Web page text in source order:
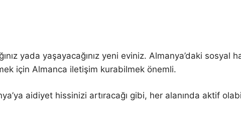
yada yaşayacağınız yeni eviniz. Almanya’daki
için Almanca iletişim kurabilmek önemli.
aidiyet hissinizi artıracağı gibi, her alanında aktif